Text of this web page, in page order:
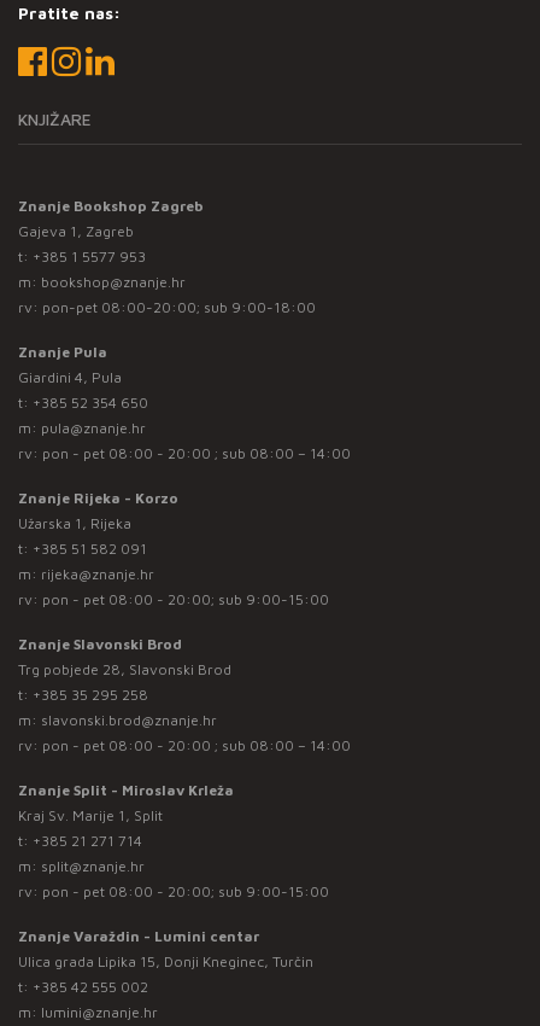
Pratite nas:
KNJIŽARE
Znanje Bookshop Zagreb
Gajeva 1, Zagreb
t: +385 1 5577 953
m: bookshop@znanje.hr
rv: pon-pet 08:00-20:00; sub 9:00-18:00
Znanje Pula
Giardini 4, Pula
t: +385 52 354 650
m: pula@znanje.hr
rv: pon - pet 08:00 - 20:00 ; sub 08:00 – 14:00
Znanje Rijeka - Korzo
Užarska 1, Rijeka
t: +385 51 582 091
m: rijeka@znanje.hr
rv: pon - pet 08:00 - 20:00; sub 9:00-15:00
Znanje Slavonski Brod
Trg pobjede 28, Slavonski Brod
t: +385 35 295 258
m: slavonski.brod@znanje.hr
rv: pon - pet 08:00 - 20:00 ; sub 08:00 – 14:00
Znanje Split - Miroslav Krleža
Kraj Sv. Marije 1, Split
t: +385 21 271 714
m: split@znanje.hr
rv: pon - pet 08:00 - 20:00; sub 9:00-15:00
Znanje Varaždin - Lumini centar
Ulica grada Lipika 15, Donji Kneginec, Turčin
t: +385 42 555 002
m: lumini@znanje.hr